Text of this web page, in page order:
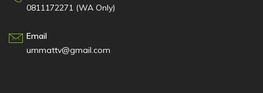
0811172271 (WA Only)
Email
ummattv@gmail.com